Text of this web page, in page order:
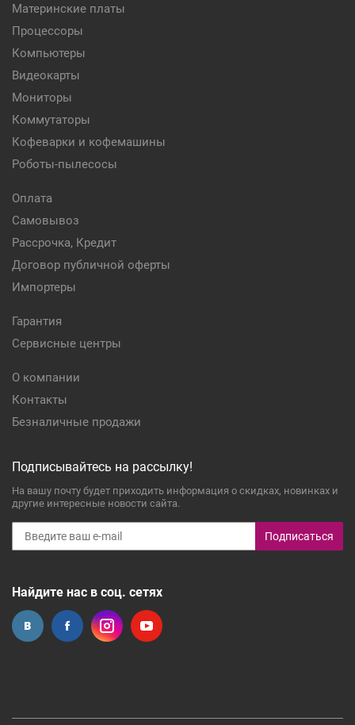
Материнские платы
Процессоры
Компьютеры
Видеокарты
Мониторы
Коммутаторы
Кофеварки и кофемашины
Роботы-пылесосы
Оплата
Самовывоз
Рассрочка, Кредит
Договор публичной оферты
Импортеры
Гарантия
Сервисные центры
О компании
Контакты
Безналичные продажи
Подписывайтесь на рассылку!
На вашу почту будет приходить информация о скидках, новинках и
другие интересные новости сайта.
Подписаться
Найдите нас в соц. сетях